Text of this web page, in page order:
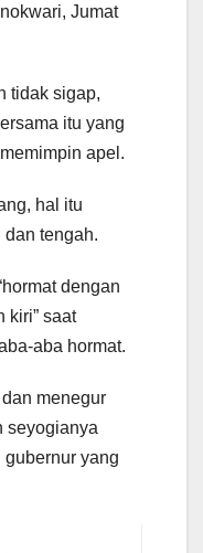
Jumat
tidak sigap,
itu yang
apel.
hal itu
tengah.
dengan
kiri” saat
aba hormat.
menegur
seyogianya
yang